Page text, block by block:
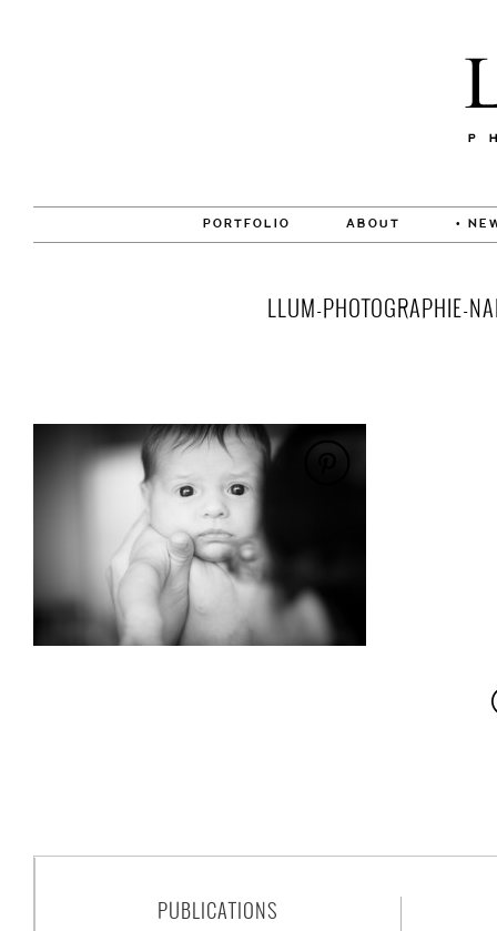
PORTFOLIO ABOUT •
LLUM-PHOTOGRAPHIE-
PUBLICATIONS